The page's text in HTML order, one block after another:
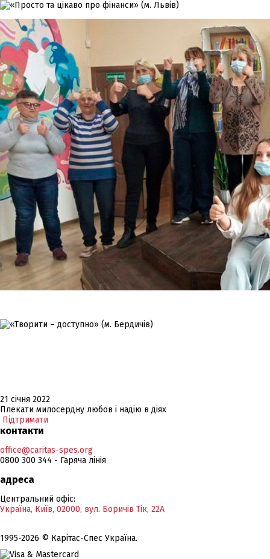
21 січня 2022
Плекати милосердну любов і надію в діях
Підтримати
контакти
office@caritas-spes.org
0800 300 344 - Гаряча лінія
адреса
Центральний офіс:
Україна, Київ, 02000, вул. Боричів Тік, 22А
1995-2026 © Карітас-Спес Україна.